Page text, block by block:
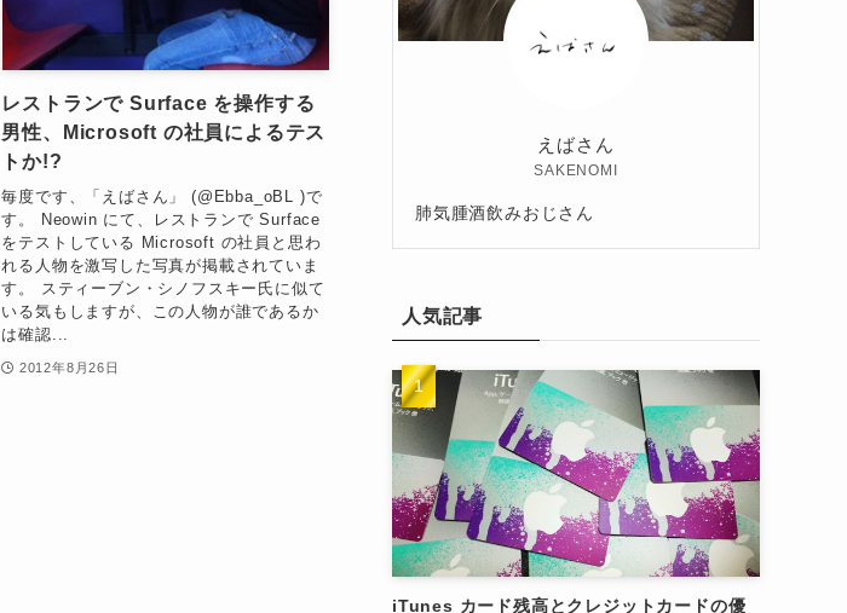
レストランで Surface を操作する
男性、Microsoft の社員によるテス
トか!?
毎度です、「えばさん」 (@Ebba_oBL )で
す。 Neowin にて、レストランで Surface
をテストしている Microsoft の社員と思わ
れる人物を激写した写真が掲載されていま
す。 スティーブン・シノフスキー氏に似て
いる気もしますが、この人物が誰であるか
は確認...
2012年8月26日
えばさん
SAKENOMI
肺気腫酒飲みおじさん
人気記事
iTunes カード残高とクレジットカードの優